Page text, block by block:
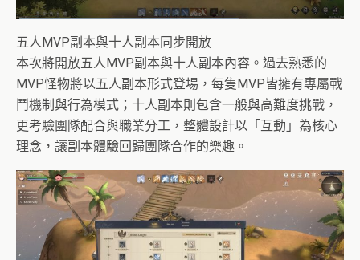
五人MVP副本與十人副本同步開放
本次將開放五人MVP副本與十人副本內容。過去熟悉的
MVP怪物將以五人副本形式登場，每隻MVP皆擁有專屬戰
鬥機制與行為模式；十人副本則包含一般與高難度挑戰，
更考驗團隊配合與職業分工，整體設計以「互動」為核心
理念，讓副本體驗回歸團隊合作的樂趣。